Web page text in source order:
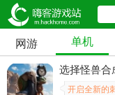
网游 单机
选择怪兽合
开启全新的